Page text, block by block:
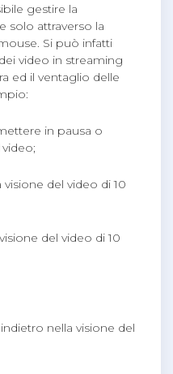
gestire la
solo attraverso la
Si può infatti
video in streaming
ed il ventaglio delle
in pausa o
del video di 10
del video di 10
nella visione del